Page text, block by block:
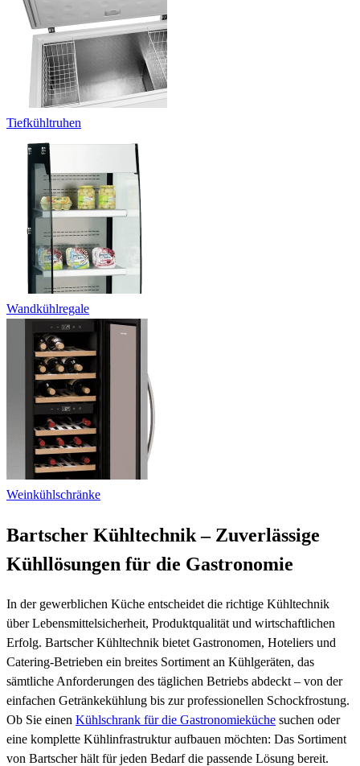
Tiefkühltruhen
Wandkühlregale
Weinkühlschränke
Bartscher Kühltechnik – Zuverlässige
Kühllösungen für die Gastronomie
In der gewerblichen Küche entscheidet die richtige Kühltechnik
über Lebensmittelsicherheit, Produktqualität und wirtschaftlichen
Erfolg. Bartscher Kühltechnik bietet Gastronomen, Hoteliers und
Catering-Betrieben ein breites Sortiment an Kühlgeräten, das
sämtliche Anforderungen des täglichen Betriebs abdeckt – von der
einfachen Getränkekühlung bis zur professionellen Schockfrostung.
Ob Sie einen Kühlschrank für die Gastronomieküche suchen oder
eine komplette Kühlinfrastruktur aufbauen möchten: Das Sortiment
von Bartscher hält für jeden Bedarf die passende Lösung bereit.